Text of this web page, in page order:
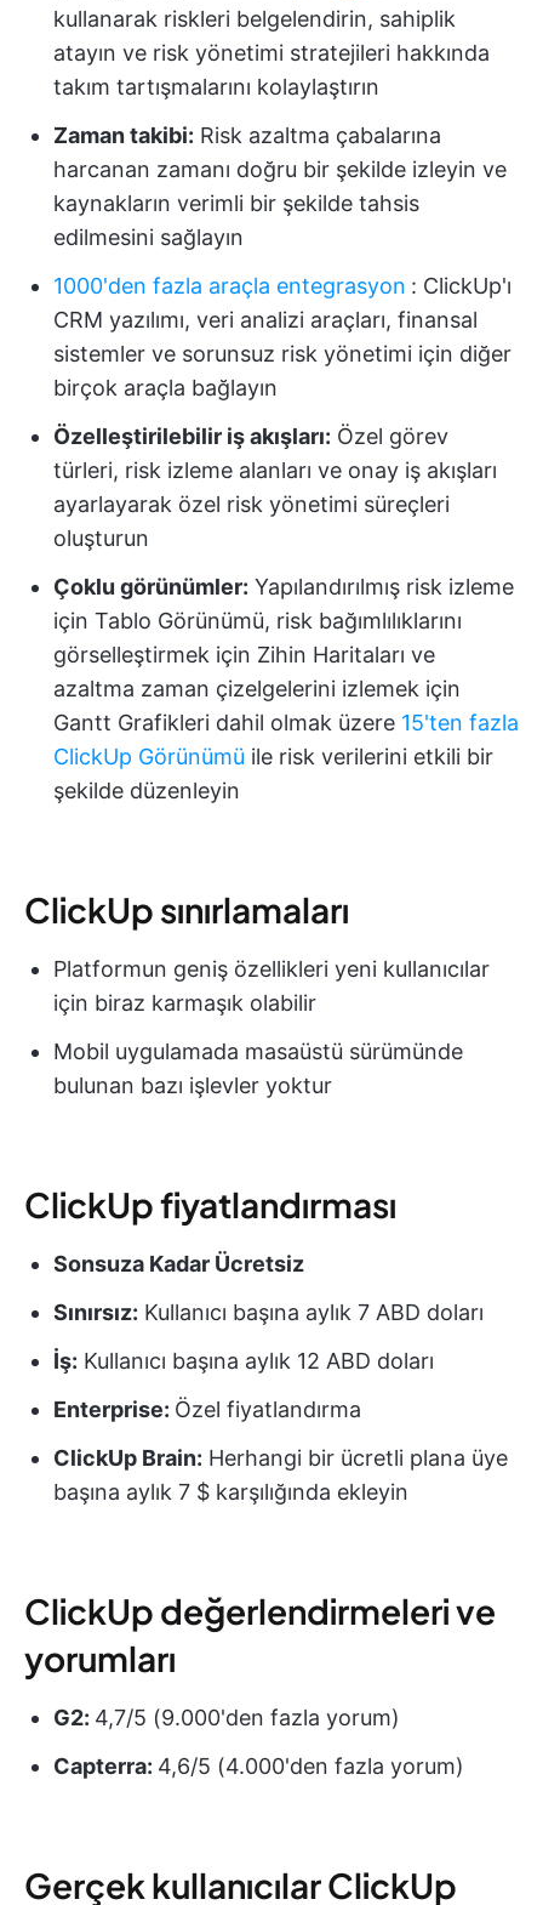
kullanarak riskleri belgelendirin, sahiplik
atayın ve risk yönetimi stratejileri hakkında
takım tartışmalarını kolaylaştırın
Zaman takibi: Risk azaltma çabalarına
harcanan zamanı doğru bir şekilde izleyin ve
kaynakların verimli bir şekilde tahsis
edilmesini sağlayın
1000'den fazla araçla entegrasyon : ClickUp'ı
CRM yazılımı, veri analizi araçları, finansal
sistemler ve sorunsuz risk yönetimi için diğer
birçok araçla bağlayın
Özelleştirilebilir iş akışları: Özel görev
türleri, risk izleme alanları ve onay iş akışları
ayarlayarak özel risk yönetimi süreçleri
oluşturun
Çoklu görünümler: Yapılandırılmış risk izleme
için Tablo Görünümü, risk bağımlılıklarını
görselleştirmek için Zihin Haritaları ve
azaltma zaman çizelgelerini izlemek için
Gantt Grafikleri dahil olmak üzere 15'ten fazla
ClickUp Görünümü ile risk verilerini etkili bir
şekilde düzenleyin
ClickUp sınırlamaları
Platformun geniş özellikleri yeni kullanıcılar
için biraz karmaşık olabilir
Mobil uygulamada masaüstü sürümünde
bulunan bazı işlevler yoktur
ClickUp fiyatlandırması
Sonsuza Kadar Ücretsiz
Sınırsız: Kullanıcı başına aylık 7 ABD doları
İş: Kullanıcı başına aylık 12 ABD doları
Enterprise: Özel fiyatlandırma
ClickUp Brain: Herhangi bir ücretli plana üye
başına aylık 7 $ karşılığında ekleyin
ClickUp değerlendirmeleri ve
yorumları
G2: 4,7/5 (9.000'den fazla yorum)
Capterra: 4,6/5 (4.000'den fazla yorum)
Gerçek kullanıcılar ClickUp